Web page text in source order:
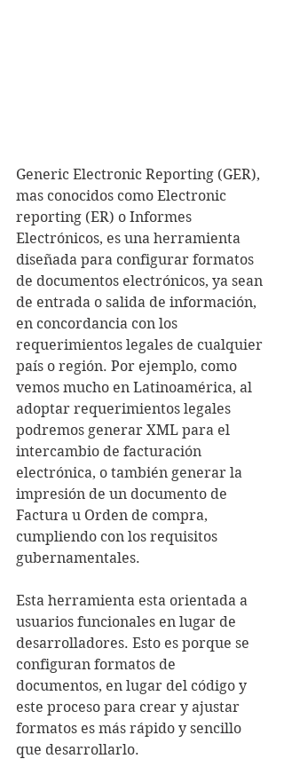
Generic Electronic Reporting (GER),
mas conocidos como Electronic
reporting (ER) o Informes
Electrónicos, es una herramienta
diseñada para configurar formatos
de documentos electrónicos, ya sean
de entrada o salida de información,
en concordancia con los
requerimientos legales de cualquier
país o región. Por ejemplo, como
vemos mucho en Latinoamérica, al
adoptar requerimientos legales
podremos generar XML para el
intercambio de facturación
electrónica, o también generar la
impresión de un documento de
Factura u Orden de compra,
cumpliendo con los requisitos
gubernamentales.
Esta herramienta esta orientada a
usuarios funcionales en lugar de
desarrolladores. Esto es porque se
configuran formatos de
documentos, en lugar del código y
este proceso para crear y ajustar
formatos es más rápido y sencillo
que desarrollarlo.